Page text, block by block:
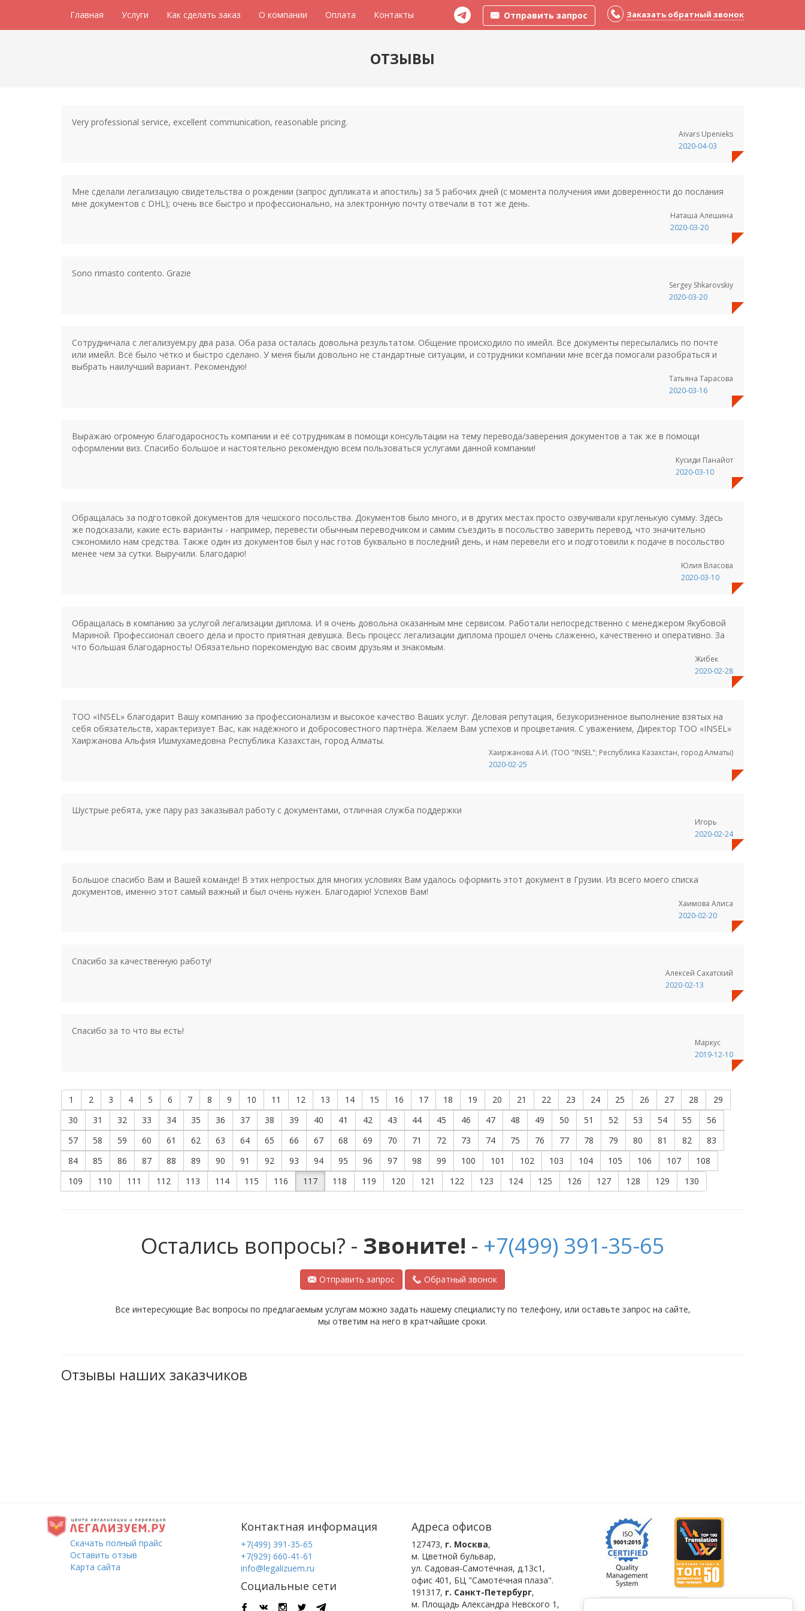
Отправить запрос Заказать обратный звонок
Главная Услуги Как сделать заказ О компании Оплата Контакты
ОТЗЫВЫ
Very professional service, excellent communication, reasonable pricing.
Aivars Upenieks
2020-04-03
Мне сделали легализацую свидетельства о рождении (запрос дупликата и апостиль) за 5 рабочих дней (с момента получения ими доверенности до послания
мне документов с DHL); очень все быстро и профессионально, на электронную почту отвечали в тот же день.
Наташа Алешина
2020-03-20
Sono rimasto contento. Grazie
Sergey Shkarovskiy
2020-03-20
Сотрудничала с легализуем.ру два раза. Оба раза осталась довольна результатом. Общение происходило по имейл. Все документы пересылались по почте
или имейл. Всё было чётко и быстро сделано. У меня были довольно не стандартные ситуации, и сотрудники компании мне всегда помогали разобраться и
выбрать наилучший вариант. Рекомендую!
Татьяна Тарасова
2020-03-16
Выражаю огромную благодаросность компании и её сотрудникам в помощи консультации на тему перевода/заверения документов а так же в помощи
оформлении виз. Спасибо большое и настоятельно рекомендую всем пользоваться услугами данной компании!
Кусиди Панайот
2020-03-10
Обращалась за подготовкой документов для чешского посольства. Документов было много, и в других местах просто озвучивали кругленькую сумму. Здесь
же подсказали, какие есть варианты - например, перевести обычным переводчиком и самим съездить в посольство заверить перевод, что значительно
сэкономило нам средства. Также один из документов был у нас готов буквально в последний день, и нам перевели его и подготовили к подаче в посольство
менее чем за сутки. Выручили. Благодарю!
Юлия Власова
2020-03-10
Обращалась в компанию за услугой легализации диплома. И я очень довольна оказанным мне сервисом. Работали непосредственно с менеджером Якубовой
Мариной. Профессионал своего дела и просто приятная девушка. Весь процесс легализации диплома прошел очень слаженно, качественно и оперативно. За
что большая благодарность! Обязательно порекомендую вас своим друзьям и знакомым.
Жибек
2020-02-28
ТОО «INSEL» благодарит Вашу компанию за профессионализм и высокое качество Ваших услуг. Деловая репутация, безукоризненное выполнение взятых на
себя обязательств, характеризует Вас, как надёжного и добросовестного партнёра. Желаем Вам успехов и процветания. С уважением, Директор ТОО «INSEL»
Хаиржанова Альфия Ишмухамедовна Республика Казахстан, город Алматы.
Хаиржанова А.И. (ТОО "INSEL"; Республика Казахстан, город Алматы)
2020-02-25
Шустрые ребята, уже пару раз заказывал работу с документами, отличная служба поддержки
Игорь
2020-02-24
Большое спасибо Вам и Вашей команде! В этих непростых для многих условиях Вам удалось оформить этот документ в Грузии. Из всего моего списка
документов, именно этот самый важный и был очень нужен. Благодарю! Успехов Вам!
Хаимова Алиса
2020-02-20
Спасибо за качественную работу!
Алексей Сахатский
2020-02-13
Спасибо за то что вы есть!
Маркус
2019-12-10
1 2 3 4 5 6 7 8 9 10 11 12 13 14 15 16 17 18 19 20 21 22 23 24 25 26 27 28
29
30
31 32 33 34 35 36 37 38 39 40 41 42 43 44 45 46 47 48 49 50 51 52 53 54 55
56
57
58 59 60 61 62 63 64 65 66 67 68 69 70 71 72 73 74 75 76 77 78 79 80 81 82
83
84
85 86 87 88 89 90 91 92 93 94 95 96 97 98 99 100 101 102 103 104 105 106 107
108
109
110 111 112 113 114 115 116 117 118 119 120 121 122 123 124 125 126 127 128 129 130
Остались вопросы? - Звоните! - +7(499) 391-35-65
Отправить запрос Обратный звонок
Все интересующие Вас вопросы по предлагаемым услугам можно задать нашему специалисту по телефону, или оставьте запрос на сайте,
мы ответим на него в кратчайшие сроки.
Отзывы наших заказчиков
Скачать полный прайс
Оставить отзыв
Карта сайта
Контактная информация
+7(499) 391-35-65
+7(929) 660-41-61
info@legalizuem.ru
Социальные сети
Адреса офисов
127473, г. Москва,
м. Цветной бульвар,
ул. Садовая-Самотёчная, д.13с1,
офис 401, БЦ "Самотёчная плаза".
191317, г. Санкт-Петербург,
м. Площадь Александра Невского 1 ,